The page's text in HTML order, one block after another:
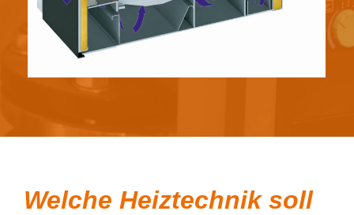
Welche Heiztechnik soll